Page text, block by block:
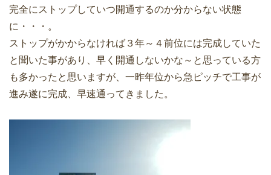
完全にストップしていつ開通するのか分からない状態
に・・・。
ストップがかからなければ３年～４前位には完成していた
と聞いた事があり、早く開通しないかな～と思っている方
も多かったと思いますが、一昨年位から急ピッチで工事が
進み遂に完成、早速通ってきました。